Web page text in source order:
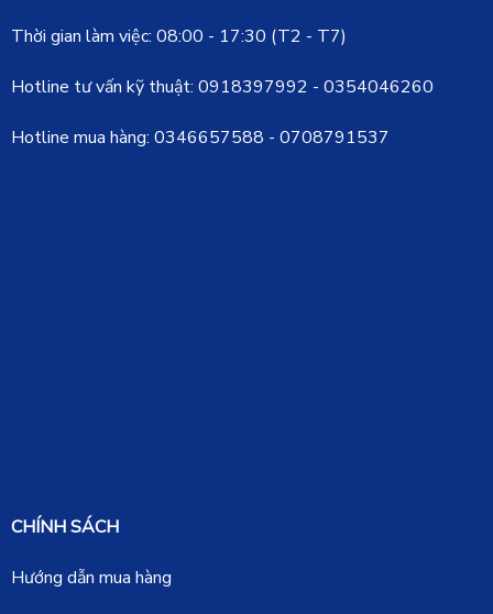
Thời gian làm việc: 08:00 - 17:30 (T2 - T7)
Hotline tư vấn kỹ thuật: 0918397992 - 0354046260
Hotline mua hàng: 0346657588 - 0708791537
CHÍNH SÁCH
Hướng dẫn mua hàng